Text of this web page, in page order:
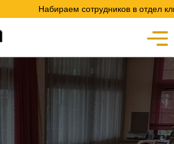
сотрудников в отдел клининга